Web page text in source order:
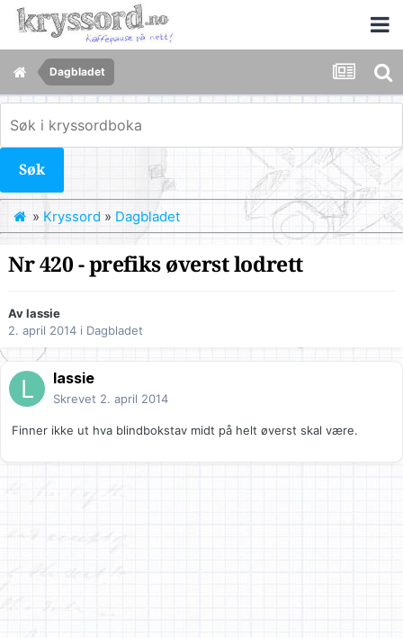
Dagbladet
Søk
» Kryssord » Dagbladet
Nr 420 - prefiks øverst lodrett
Avlassie
2. april 2014 i Dagbladet
lassie
Skrevet 2. april 2014
Finner ikke ut hva blindbokstav midt på helt øverst skal være.